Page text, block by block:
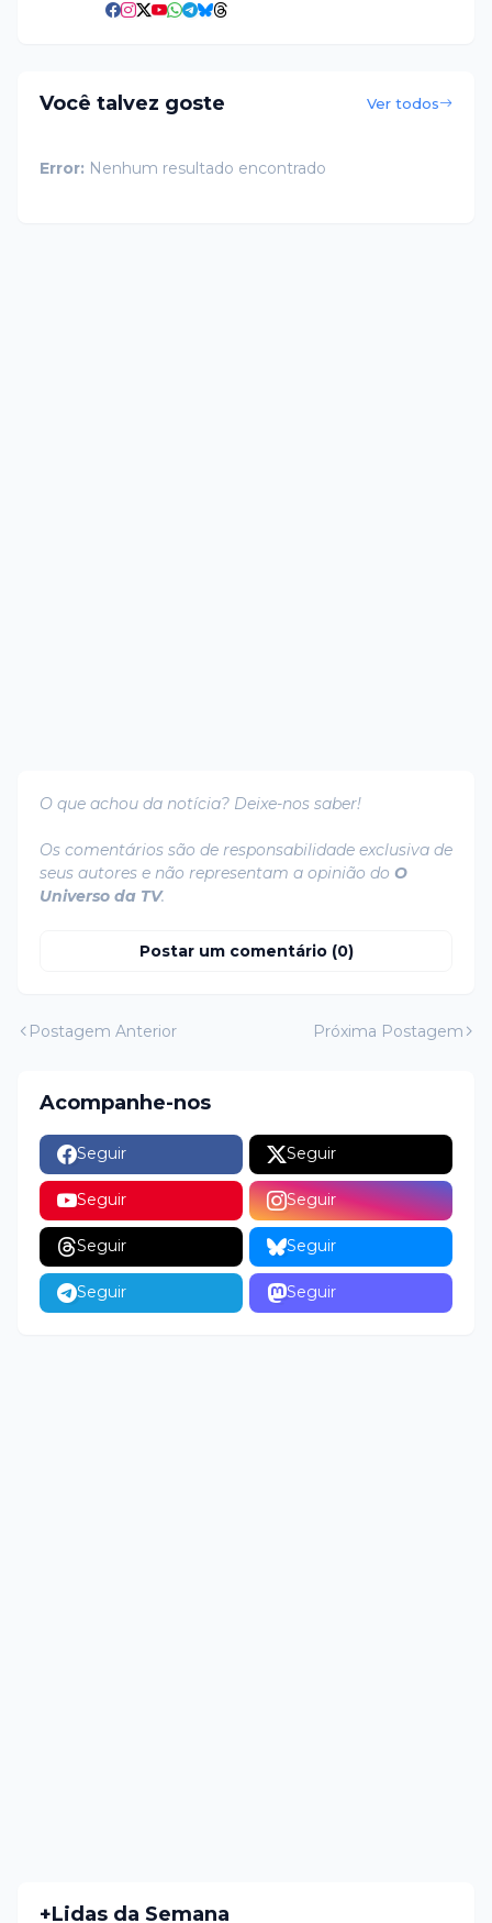
Você talvez goste Ver todos
Error: Nenhum resultado encontrado
O que achou da notícia? Deixe-nos saber!
Os comentários são de responsabilidade exclusiva de
seus autores e não representam a opinião do O
Universo da TV.
Postar um comentário (0)
Postagem Anterior Próxima Postagem
Acompanhe-nos
Seguir Seguir
Seguir Seguir
Seguir Seguir
Seguir Seguir
+Lidas da Semana